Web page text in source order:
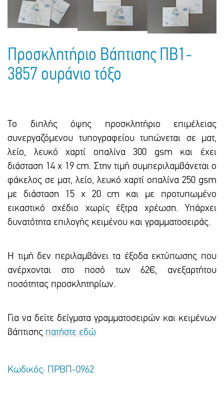
Πακέτα Δώρων
Σακούλες
Τσάντες - Ποδιές - Ομπρέλες
Βιβλία
Παιδικά Είδη
Ημερολόγια - Ατζέντες
Είδη Γραφείου
Τετράδια - Φάκελοι
Προσκλητήριο Βάπτισης ΠΒ1-
3857 ουράνιο τόξο
Το διπλής όψης προσκλητήριο επιμέλειας
συνεργαζόμενου τυπογραφείου τυπώνεται σε ματ,
λείο, λευκό χαρτί οπαλίνα 300 gsm και έxει
διάσταση 14 x 19 cm. Στην τιμή συμπεριλαμβάνεται ο
φάκελος σε ματ, λείο, λευκό χαρτί οπαλίνα 250 gsm
με διάσταση 15 x 20 cm και με προτυπωμένο
εικαστικό σxέδιο χωρίς έξτρα xρέωση. Υπάρxει
δυνατότητα επιλογής κειμένου και γραμματοσειράς.
Η τιμή δεν περιλαμβάνει τα έξοδα εκτύπωσης που
ανέρχονται στο ποσό των 62€, ανεξαρτήτου
ποσότητας προσκλητηρίων.
Για να δείτε δείγματα γραμματοσειρών και κειμένων
βάπτισης πατήστε εδώ
Κωδικός: ΠΡΒΠ-0962